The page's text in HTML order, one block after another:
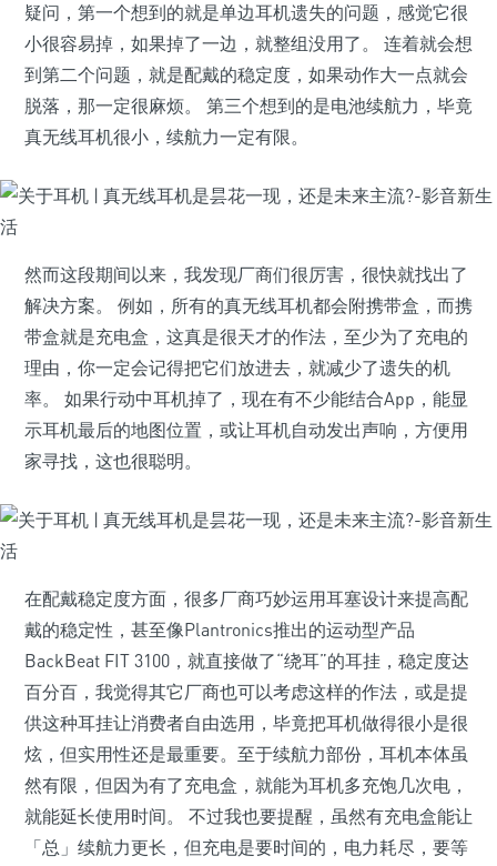
疑问，第一个想到的就是单边耳机遗失的问题，感觉它很
小很容易掉，如果掉了一边，就整组没用了。 连着就会想
到第二个问题，就是配戴的稳定度，如果动作大一点就会
脱落，那一定很麻烦。 第三个想到的是电池续航力，毕竟
真无线耳机很小，续航力一定有限。
然而这段期间以来，我发现厂商们很厉害，很快就找出了
解决方案。 例如，所有的真无线耳机都会附携带盒，而携
带盒就是充电盒，这真是很天才的作法，至少为了充电的
理由，你一定会记得把它们放进去，就减少了遗失的机
率。 如果行动中耳机掉了，现在有不少能结合App，能显
示耳机最后的地图位置，或让耳机自动发出声响，方便用
家寻找，这也很聪明。
在配戴稳定度方面，很多厂商巧妙运用耳塞设计来提高配
戴的稳定性，甚至像Plantronics推出的运动型产品
BackBeat FIT 3100，就直接做了“绕耳”的耳挂，稳定度达
百分百，我觉得其它厂商也可以考虑这样的作法，或是提
供这种耳挂让消费者自由选用，毕竟把耳机做得很小是很
炫，但实用性还是最重要。至于续航力部份，耳机本体虽
然有限，但因为有了充电盒，就能为耳机多充饱几次电，
就能延长使用时间。 不过我也要提醒，虽然有充电盒能让
「总」续航力更长，但充电是要时间的，电力耗尽，要等